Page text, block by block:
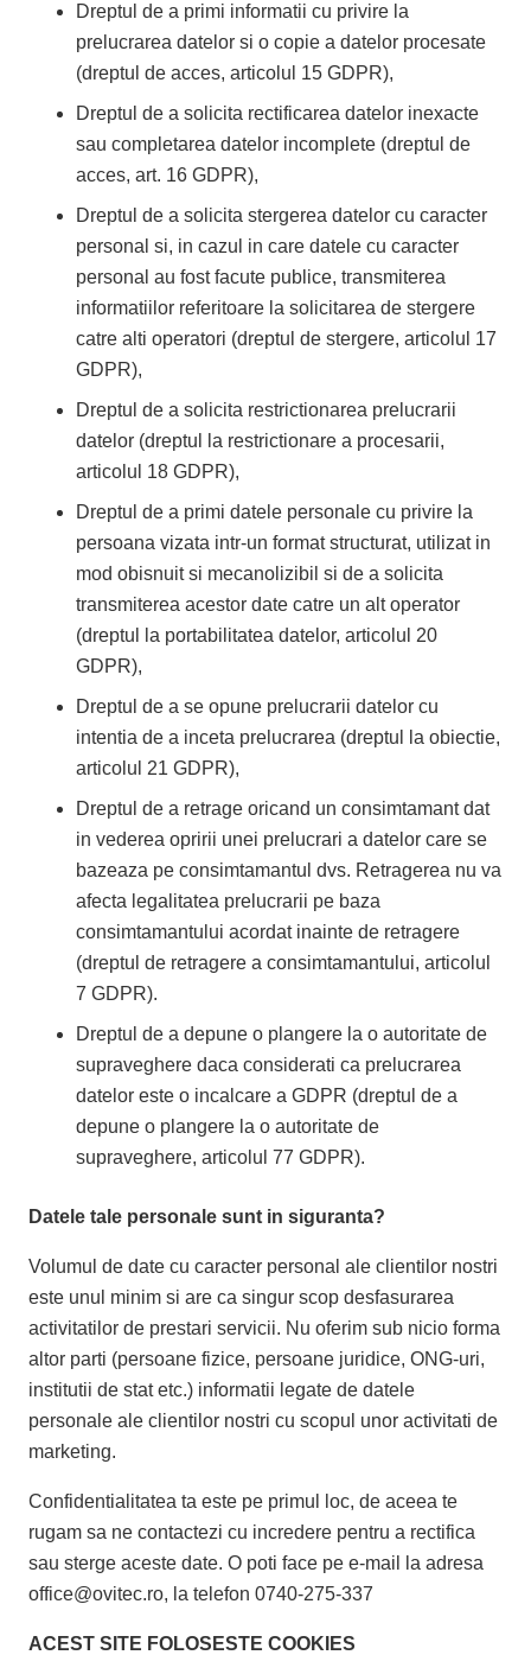
Dreptul de a primi informatii cu privire la
prelucrarea datelor si o copie a datelor procesate
(dreptul de acces, articolul 15 GDPR),
Dreptul de a solicita rectificarea datelor inexacte
sau completarea datelor incomplete (dreptul de
acces, art. 16 GDPR),
Dreptul de a solicita stergerea datelor cu caracter
personal si, in cazul in care datele cu caracter
personal au fost facute publice, transmiterea
informatiilor referitoare la solicitarea de stergere
catre alti operatori (dreptul de stergere, articolul 17
GDPR),
Dreptul de a solicita restrictionarea prelucrarii
datelor (dreptul la restrictionare a procesarii,
articolul 18 GDPR),
Dreptul de a primi datele personale cu privire la
persoana vizata intr-un format structurat, utilizat in
mod obisnuit si mecanolizibil si de a solicita
transmiterea acestor date catre un alt operator
(dreptul la portabilitatea datelor, articolul 20
GDPR),
Dreptul de a se opune prelucrarii datelor cu
intentia de a inceta prelucrarea (dreptul la obiectie,
articolul 21 GDPR),
Dreptul de a retrage oricand un consimtamant dat
in vederea opririi unei prelucrari a datelor care se
bazeaza pe consimtamantul dvs. Retragerea nu va
afecta legalitatea prelucrarii pe baza
consimtamantului acordat inainte de retragere
(dreptul de retragere a consimtamantului, articolul
7 GDPR).
Dreptul de a depune o plangere la o autoritate de
supraveghere daca considerati ca prelucrarea
datelor este o incalcare a GDPR (dreptul de a
depune o plangere la o autoritate de
supraveghere, articolul 77 GDPR).
Datele tale personale sunt in siguranta?
Volumul de date cu caracter personal ale clientilor nostri
este unul minim si are ca singur scop desfasurarea
activitatilor de prestari servicii. Nu oferim sub nicio forma
altor parti (persoane fizice, persoane juridice, ONG-uri,
institutii de stat etc.) informatii legate de datele
personale ale clientilor nostri cu scopul unor activitati de
marketing.
Confidentialitatea ta este pe primul loc, de aceea te
rugam sa ne contactezi cu incredere pentru a rectifica
sau sterge aceste date. O poti face pe e-mail la adresa
office@ovitec.ro, la telefon 0740-275-337
ACEST SITE FOLOSESTE COOKIES